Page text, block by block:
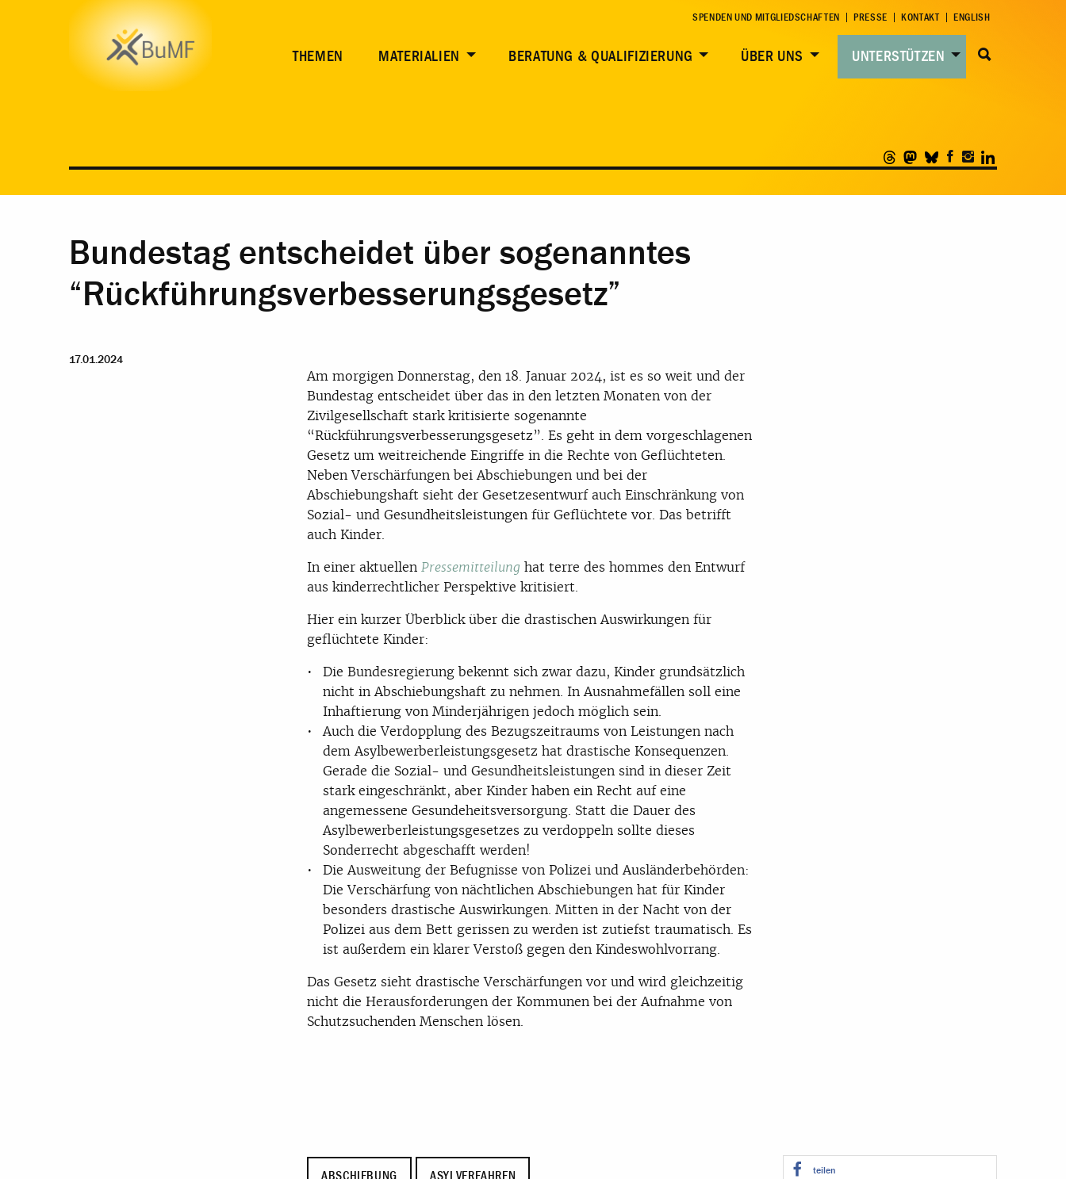
SPENDEN UND MITGLIEDSCHAFTEN PRESSE KONTAKT ENGLISH
THEMEN MATERIALIEN BERATUNG & QUALIFIZIERUNG ÜBER UNS UNTERSTÜTZEN
MATERIAL
Bundestag entscheidet über sogenanntes
“Rückführungsverbesserungsgesetz”
17.01.2024
Am morgigen Donnerstag, den 18. Januar 2024, ist es so weit und der
Bundestag entscheidet über das in den letzten Monaten von der
Zivilgesellschaft stark kritisierte sogenannte
“Rückführungsverbesserungsgesetz”. Es geht in dem vorgeschlagenen
Gesetz um weitreichende Eingriffe in die Rechte von Geflüchteten.
Neben Verschärfungen bei Abschiebungen und bei der
Abschiebungshaft sieht der Gesetzesentwurf auch Einschränkung von
Sozial- und Gesundheitsleistungen für Geflüchtete vor. Das betrifft
auch Kinder.
In einer aktuellen Pressemitteilung hat terre des hommes den Entwurf
aus kinderrechtlicher Perspektive kritisiert.
Hier ein kurzer Überblick über die drastischen Auswirkungen für
geflüchtete Kinder:
Die Bundesregierung bekennt sich zwar dazu, Kinder grundsätzlich
nicht in Abschiebungshaft zu nehmen. In Ausnahmefällen soll eine
Inhaftierung von Minderjährigen jedoch möglich sein.
Auch die Verdopplung des Bezugszeitraums von Leistungen nach
dem Asylbewerberleistungsgesetz hat drastische Konsequenzen.
Gerade die Sozial- und Gesundheitsleistungen sind in dieser Zeit
stark eingeschränkt, aber Kinder haben ein Recht auf eine
angemessene Gesundeheitsversorgung. Statt die Dauer des
Asylbewerberleistungsgesetzes zu verdoppeln sollte dieses
Sonderrecht abgeschafft werden!
Die Ausweitung der Befugnisse von Polizei und Ausländerbehörden:
Die Verschärfung von nächtlichen Abschiebungen hat für Kinder
besonders drastische Auswirkungen. Mitten in der Nacht von der
Polizei aus dem Bett gerissen zu werden ist zutiefst traumatisch. Es
ist außerdem ein klarer Verstoß gegen den Kindeswohlvorrang.
Das Gesetz sieht drastische Verschärfungen vor und wird gleichzeitig
nicht die Herausforderungen der Kommunen bei der Aufnahme von
Schutzsuchenden Menschen lösen.
ABSCHIEBUNG ASYLVERFAHREN teilen